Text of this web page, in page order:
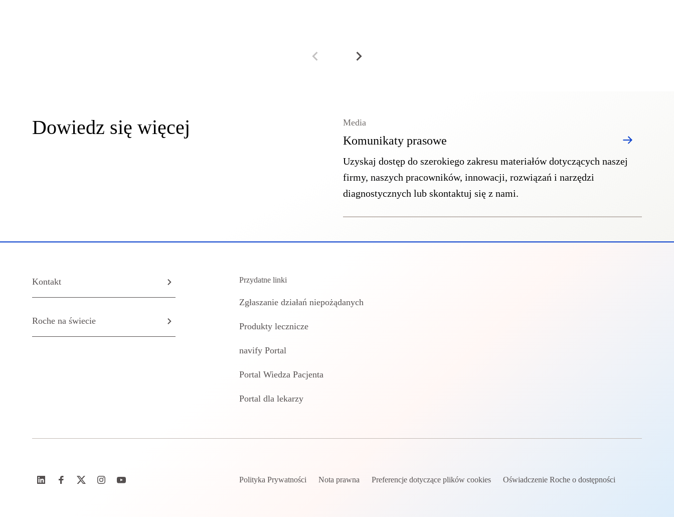
Dowiedz się więcej
Komunikaty prasowe
Media
Uzyskaj dostęp do szerokiego zakresu materiałów dotyczących naszej
firmy, naszych pracowników, innowacji, rozwiązań i narzędzi
diagnostycznych lub skontaktuj się z nami.
Kontakt
Roche na świecie
Przydatne linki
Zgłaszanie działań niepożądanych
Produkty lecznicze
navify Portal
Portal Wiedza Pacjenta
Portal dla lekarzy
Polityka Prywatności Nota prawna Preferencje dotyczące plików cookies Oświadczenie Roche o dostępności